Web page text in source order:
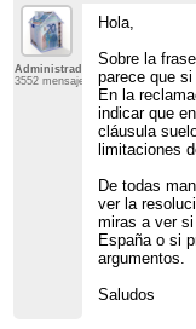
Administrador
3552 mensajes
Hola,
Sobre la
parece que
En la
indicar que
cláusula
limitaciones
De todas
ver la
miras a ver
España o si
argumentos.
Saludos